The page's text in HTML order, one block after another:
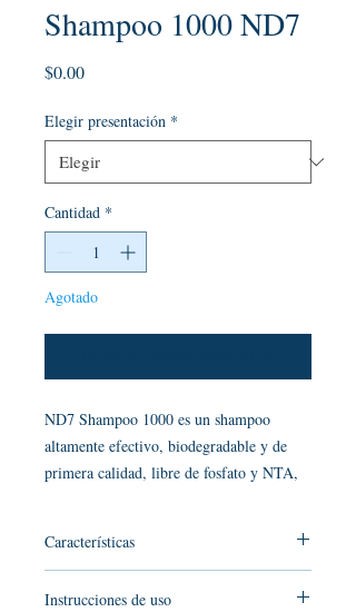
Shampoo 1000 ND7
$0.00Precio
Elegir presentación *
Cantidad *
Agotado
ND7 Shampoo 1000 es un shampoo
altamente efectivo, biodegradable y de
primera calidad, libre de fosfato y NTA,
Características
tecnología Alemana de formación de alta
Instrucciones de uso